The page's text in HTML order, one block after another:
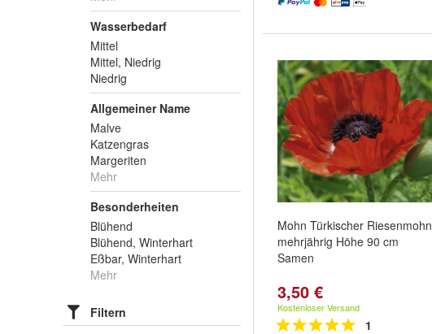
Wasserbedarf
Mittel
Mittel, Niedrig
Niedrig
Allgemeiner Name
Malve
Katzengras
Margeriten
Mehr
Besonderheiten
Blühend
Blühend, Winterhart
Eßbar, Winterhart
Mehr
Filtern
Mohn Türkischer Riesenmohn
mehrjährig Höhe 90 cm
Samen
3,50 €
Kostenloser Versand
1